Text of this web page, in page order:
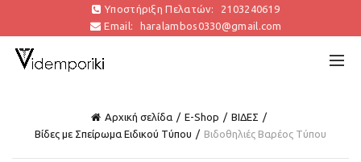
Υποστήριξη Πελατών:
2103240619
Email:
haralambos0330@gmail.com
Αρχική σελίδα E-Shop
ΒΙΔΕΣ
Βίδες με Σπείρωμα Ειδικού Τύπου
Βιδοθηλιές Βαρέος Τύπου